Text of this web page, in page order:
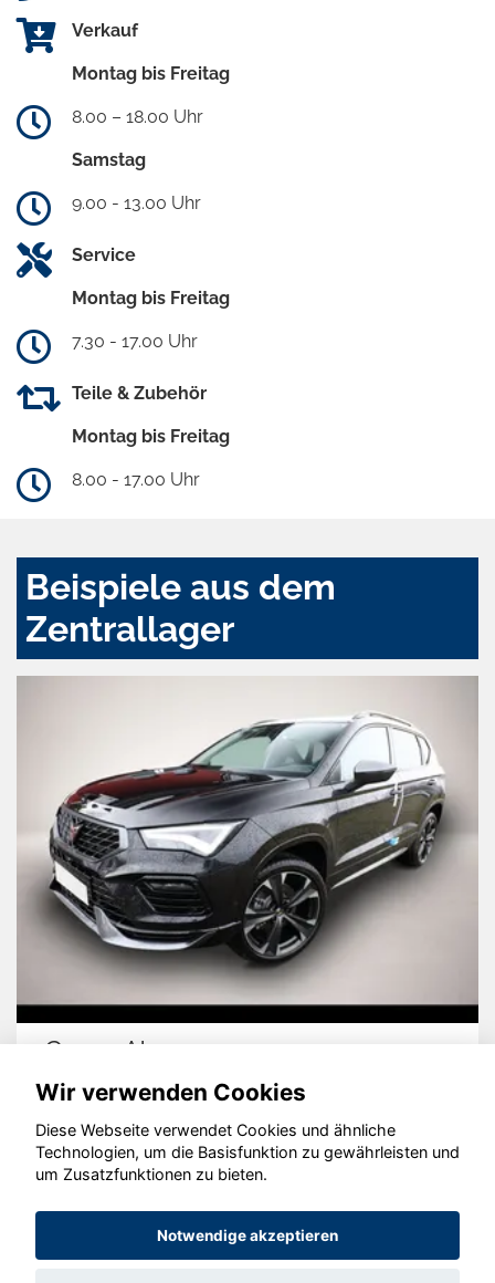
Verkauf
Montag bis Freitag
8.00 – 18.00 Uhr
Samstag
9.00 - 13.00 Uhr
Service
Montag bis Freitag
7.30 - 17.00 Uhr
Teile & Zubehör
Montag bis Freitag
8.00 - 17.00 Uhr
Beispiele aus dem
Zentrallager
Cupra Ateca
© konjunkturmotor.de GmbH 2020 - 2026
Wir verwenden Cookies
Diese Webseite verwendet Cookies und ähnliche
Technologien, um die Basisfunktion zu gewährleisten und
um Zusatzfunktionen zu bieten.
Notwendige akzeptieren